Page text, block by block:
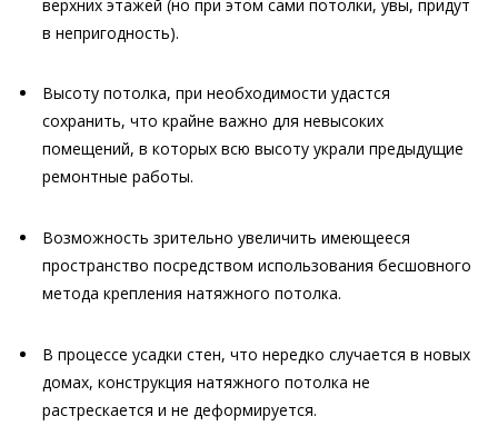
верхних этажей (но при этом сами потолки, увы, придут
в непригодность).
Высоту потолка, при необходимости удастся
сохранить, что крайне важно для невысоких
помещений, в которых всю высоту украли предыдущие
ремонтные работы.
Возможность зрительно увеличить имеющееся
пространство посредством использования бесшовного
метода крепления натяжного потолка.
В процессе усадки стен, что нередко случается в новых
домах, конструкция натяжного потолка не
растрескается и не деформируется.